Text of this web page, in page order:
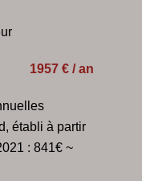
1957 € / an
établi à partir
: 841€ ~